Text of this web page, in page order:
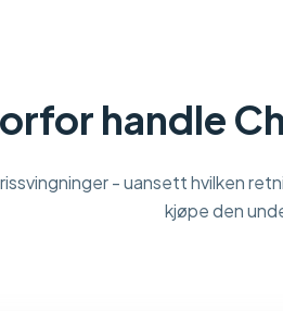
handle
- uansett hvilken
kjøpe den